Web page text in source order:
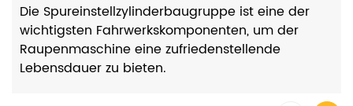
Die Spureinstellzylinderbaugruppe ist eine der
wichtigsten Fahrwerkskomponenten, um der
Raupenmaschine eine zufriedenstellende
Lebensdauer zu bieten.